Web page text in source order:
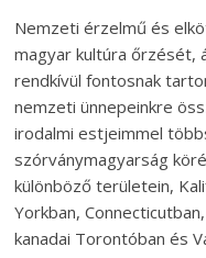
Nemzeti érzelmű és
magyar kultúra őrzését,
rendkívül fontosnak
nemzeti ünnepeinkre
irodalmi estjeimmel
szórványmagyarság
különböző területein,
Yorkban,
kanadai Torontóban és